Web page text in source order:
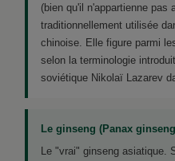
(bien qu'il n'appartienne pas
traditionnellement utilisée
chinoise. Elle figure parmi
selon la terminologie
soviétique Nikolaï Lazarev
Le ginseng (Panax
Le "vrai" ginseng asiatique.